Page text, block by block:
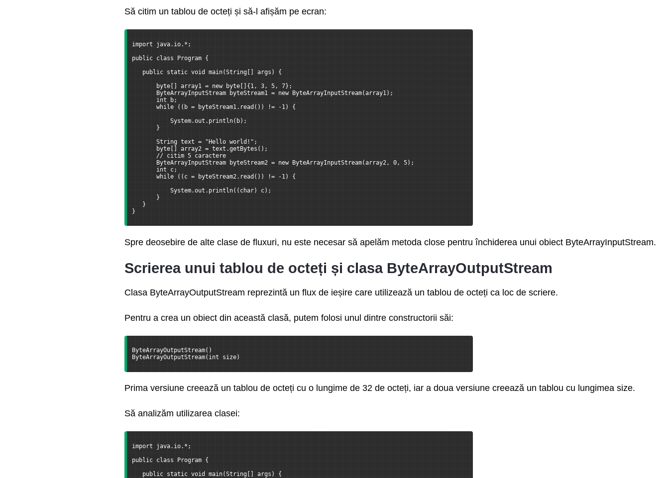
Să citim un tablou de octeți și să-l afișăm pe ecran:
import java.io.*;
public class Program {
public static void main(String[] args) {
byte[] array1 = new byte[]{1, 3, 5, 7};
ByteArrayInputStream byteStream1 = new ByteArrayInputStream(array1);
int b;
while ((b = byteStream1.read()) != -1) {
System.out.println(b);
}
String text = "Hello world!";
byte[] array2 = text.getBytes();
// citim 5 caractere
ByteArrayInputStream byteStream2 = new ByteArrayInputStream(array2, 0, 5);
int c;
while ((c = byteStream2.read()) != -1) {
System.out.println((char) c);
}
}
}
Spre deosebire de alte clase de fluxuri, nu este necesar să apelăm metoda close pentru închiderea unui obiect ByteArrayInputStream.
Scrierea unui tablou de octeți și clasa ByteArrayOutputStream
Clasa ByteArrayOutputStream reprezintă un flux de ieșire care utilizează un tablou de octeți ca loc de scriere.
Pentru a crea un obiect din această clasă, putem folosi unul dintre constructorii săi:
ByteArrayOutputStream()
ByteArrayOutputStream(int size)
Prima versiune creează un tablou de octeți cu o lungime de 32 de octeți, iar a doua versiune creează un tablou cu lungimea size.
Să analizăm utilizarea clasei:
import java.io.*;
public class Program {
public static void main(String[] args) {